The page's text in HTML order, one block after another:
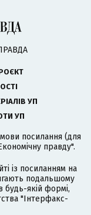
УП
УП
посилання (для
правду".
із посиланням на
подальшому
якій формі,
"Інтерфакс-